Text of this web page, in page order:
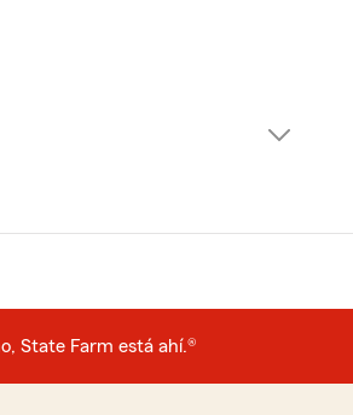
State Farm está ahí.®